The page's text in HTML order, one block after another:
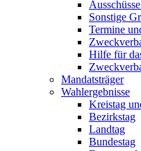
Sonstige
Termine
Hilfe für
Mandatsträger
Wahlergebnisse
Kreistag
Bezirkstag
Landtag
Bundestag